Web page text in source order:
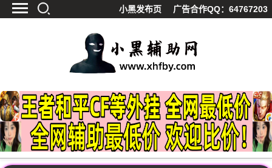
小黑发布页 广告合作QQ：64767203
精品软件
源码分享
资源宝库